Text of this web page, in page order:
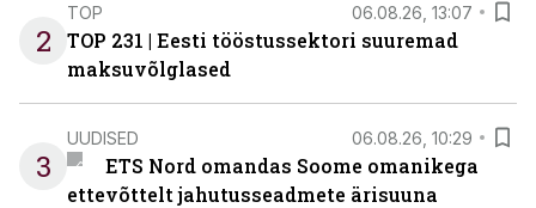
2
TOP 06.08.26, 13:07
TOP 231 | Eesti tööstussektori suuremad
maksuvõlglased
3
UUDISED 06.08.26, 10:29
ETS Nord omandas Soome omanikega
ettevõttelt jahutusseadmete ärisuuna